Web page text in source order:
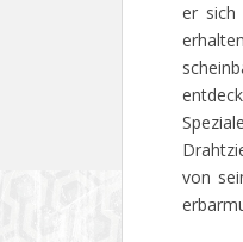
er sich
von